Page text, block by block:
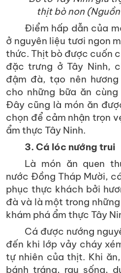
thịt bò non
Điểm hấp dẫn của
ở nguyên liệu tươi ngon
thức. Thịt bò được cuốn
đặc trưng ở Tây Ninh,
đậm đà, tạo nên
cho những bữa ăn
Đây cũng là món ăn
chọn để cảm nhận trọn
ẩm thực Tây Ninh.
3. Cá lóc nướng trui
Là món ăn quen
nước Đồng Tháp Mười,
phục thực khách bởi
đà và là một trong
khám phá ẩm thực Tây
Cá được nướng
đến khi lớp vảy cháy
tự nhiên của thịt. Khi
bánh tráng, rau sống,